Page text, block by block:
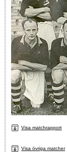
Visa matchrapport
Visa övriga matcher